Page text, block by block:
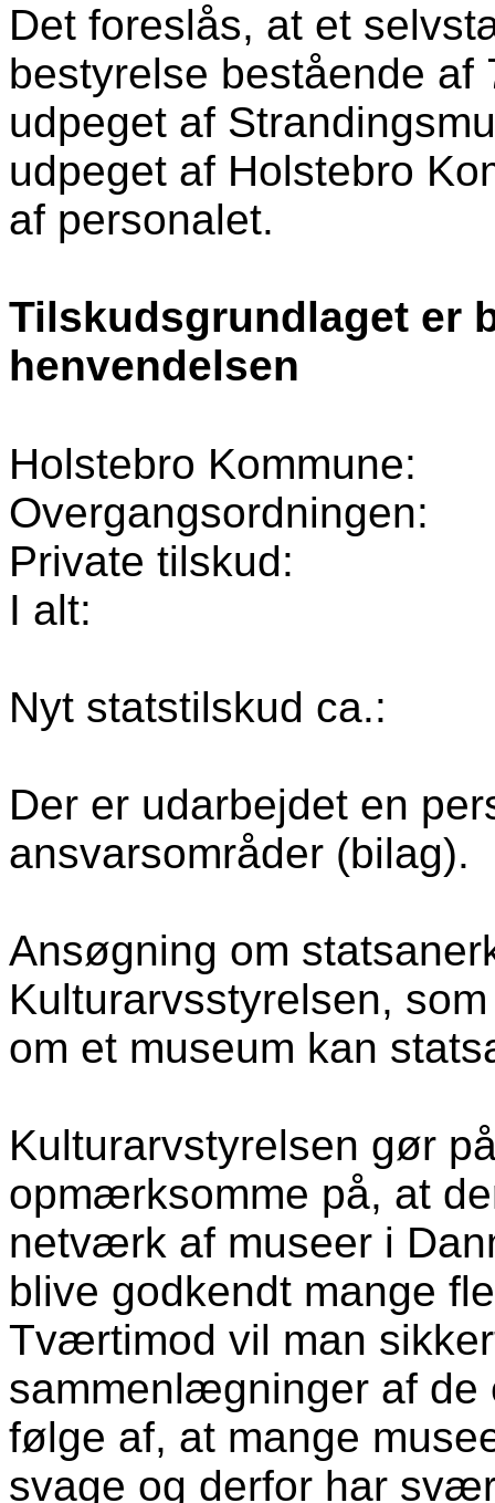
Det foreslås, at et
bestyrelse bestående af
udpeget af
udpeget af Holstebro
af personalet.
Tilskudsgrundlaget er
henvendelsen
Holstebro Kommune:
Overgangsordningen:
Private tilskud:
I alt:
Nyt statstilskud ca.:
Der er udarbejdet en
ansvarsområder (bilag).
Ansøgning om
Kulturarvsstyrelsen,
om et museum kan
Kulturarvstyrelsen gør
opmærksomme på, at
netværk af museer i
blive godkendt mange
Tværtimod vil man
sammenlægninger af de
følge af, at mange
svage og derfor har